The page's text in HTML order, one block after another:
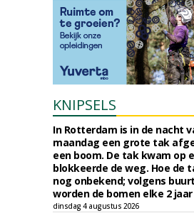
KNIPSELS
In Rotterdam is in de nacht
maandag een grote tak
een boom. De tak kwam op
blokkeerde de weg. Hoe de
nog onbekend; volgens
worden de bomen elke 2
dinsdag 4 augustus 2026